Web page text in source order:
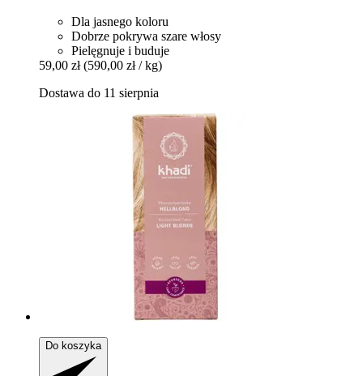
Dla jasnego koloru
Dobrze pokrywa szare włosy
Pielęgnuje i buduje
59,00 zł (590,00 zł / kg)
Dostawa do 11 sierpnia
Do koszyka